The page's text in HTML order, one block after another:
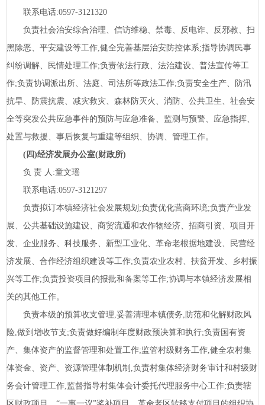
联系电话:0597-3121320
负责社会治安综合治理、信访维稳、禁毒、反电诈、反邪教、扫
黑除恶、平安建设等工作,健全完善基层治安防控体系;指导协调民事
纠纷调解、民情处理工作;负责依法行政、法治建设、普法宣传等工
作;负责协调派出所、法庭、司法所等政法工作;负责安全生产、防汛
抗旱、防震抗震、减灾救灾、森林防灭火、消防、公共卫生、社会安
全等突发公共应急事件的预防与应急准备、监测与预警、应急指挥、
处置与救援、事后恢复与重建等组织、协调、管理工作。
(四)经济发展办公室(财政所)
负 责 人:童文瑶
联系电话:0597-3121297
负责拟订本镇经济社会发展规划;负责优化营商环境;负责产业发
展、公共基础设施建设、商贸流通和农作物经济、招商引资、项目开
发、企业服务、科技服务、新型工业化、革命老根据地建设、民营经
济发展、合作经济组织建设等工作;负责农业农村、扶贫开发、乡村振
兴等工作;负责投资项目的报批和备案等工作;协调与本镇经济发展相
关的其他工作。
负责本级的预算收支管理,妥善清理本镇债务,防范和化解财政风
险,做到增收节支;负责做好编制年度财政预决算和执行;负责国有资
产、集体资产的监督管理和处置工作;监管村级财务工作,健全农村集
体资金、资产、资源管理体制机制,负责村集体经济财务审计和村级财
务会计管理工作,监督指导村集体会计委托代理服务中心工作;负责辖